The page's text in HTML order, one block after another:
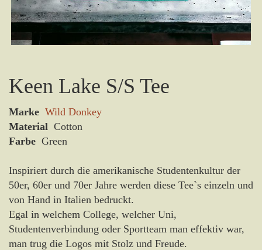
Keen Lake S/S Tee
Marke Wild Donkey
Material Cotton
Farbe Green
Inspiriert durch die amerikanische Studentenkultur der
50er, 60er und 70er Jahre werden diese Tee`s einzeln und
von Hand in Italien bedruckt.
Egal in welchem College, welcher Uni,
Studentenverbindung oder Sportteam man effektiv war,
man trug die Logos mit Stolz und Freude.